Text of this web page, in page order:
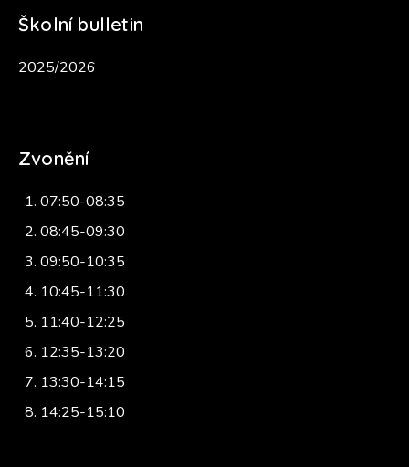
Školní bulletin
2025/2026
Zvonění
07:50-08:35
08:45-09:30
09:50-10:35
10:45-11:30
11:40-12:25
12:35-13:20
13:30-14:15
14:25-15:10